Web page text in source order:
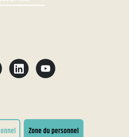
Zone du personnel